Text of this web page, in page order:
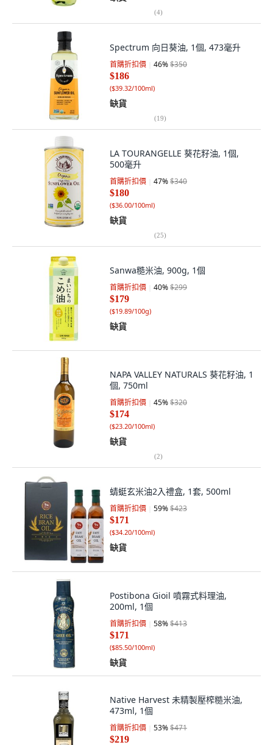
(4)
Spectrum 向日葵油, 1個, 473毫升
首購折扣價 46%$350
$186
($39.32/100ml)
缺貨
(19)
LA TOURANGELLE 葵花籽油, 1個,
500毫升
首購折扣價 47%$340
$180
($36.00/100ml)
缺貨
(25)
Sanwa糙米油, 900g, 1個
首購折扣價 40%$299
$179
($19.89/100g)
缺貨
NAPA VALLEY NATURALS 葵花籽油, 1
個, 750ml
首購折扣價 45%$320
$174
($23.20/100ml)
缺貨
(2)
蜻蜓玄米油2入禮盒, 1套, 500ml
首購折扣價 59%$423
$171
($34.20/100ml)
缺貨
Postibona Gioil 噴霧式料理油,
200ml, 1個
首購折扣價 58%$413
$171
($85.50/100ml)
缺貨
Native Harvest 未精製壓榨糙米油,
473ml, 1個
首購折扣價 53%$471
$219